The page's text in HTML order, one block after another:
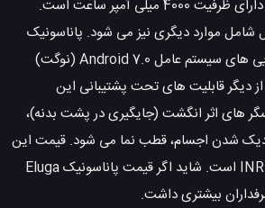
لیتیوم یونی این دستگاه دارای ظرفیت 4000 میلی آمپر ساعت است.
موارد دیگری نیز می شود. پاناسونیک
Eluga Ray 800 از توانایی های سیستم عامل Android 7.0 (نوگت)
دیگر قابلیت های تحت پشتیبانی این
های اثر انگشت (جایگیری در پشت بدنه)،
شدن اجسام، قطب نما می شود. قیمت این
محصول در حدود 10000 INR است. شاید اگر قیمت پاناسونیک Eluga